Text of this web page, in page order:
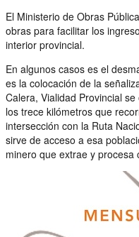
El Ministerio de Obras
obras para facilitar los
interior provincial.
En algunos casos es el
es la colocación de la
Calera, Vialidad Provincial
los trece kilómetros que
intersección con la Ruta
sirve de acceso a esa
minero que extrae y procesa